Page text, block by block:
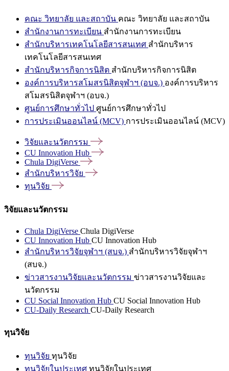
คณะ วิทยาลัย และสถาบัน คณะ วิทยาลัย และสถาบัน
สำนักงานการทะเบียน สำนักงานการทะเบียน
สำนักบริหารเทคโนโลยีสารสนเทศ สำนักบริหาร
เทคโนโลยีสารสนเทศ
สำนักบริหารกิจการนิสิต สำนักบริหารกิจการนิสิต
องค์การบริหารสโมสรนิสิตจุฬาฯ (อบจ.) องค์การบริหาร
สโมสรนิสิตจุฬาฯ (อบจ.)
ศูนย์การศึกษาทั่วไป ศูนย์การศึกษาทั่วไป
การประเมินออนไลน์ (MCV) การประเมินออนไลน์ (MCV)
วิจัยและนวัตกรรม
CU Innovation Hub
Chula DigiVerse
สำนักบริหารวิจัย
ทุนวิจัย
วิจัยและนวัตกรรม
Chula DigiVerse Chula DigiVerse
CU Innovation Hub CU Innovation Hub
สำนักบริหารวิจัยจุฬาฯ (สบจ.) สำนักบริหารวิจัยจุฬาฯ
(สบจ.)
ข่าวสารงานวิจัยและนวัตกรรม ข่าวสารงานวิจัยและ
นวัตกรรม
CU Social Innovation Hub CU Social Innovation Hub
CU-Daily Research CU-Daily Research
ทุนวิจัย
ทุนวิจัย ทุนวิจัย
ทุนวิจัยในประเทศ ทุนวิจัยในประเทศ